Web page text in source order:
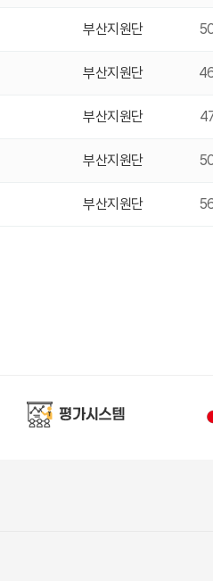
부산지원단
부산지원단
부산지원단
부산지원단
부산지원단